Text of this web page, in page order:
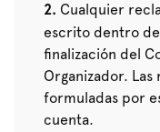
Cualquier
escrito dentro de
finalización del
Organizador.
formuladas por
cuenta.